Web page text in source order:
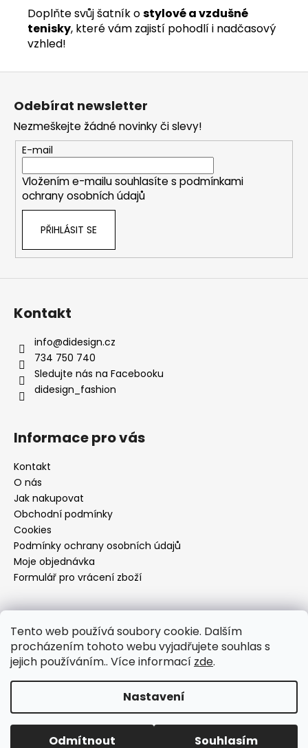
Tento web používá soubory cookie. Dalším
procházením tohoto webu vyjadřujete souhlas s
jejich používáním.. Více informací zde.
Nastavení
Odmítnout Souhlasím
Doplňte svůj šatník ostylové a vzdušné
tenisky, které vám zajistí pohodlí i nadčasový
vzhled!
Z
Odebírat newsletter
Nezmeškejte žádné novinky či slevy!
E-mail
Vložením e-mailu souhlasíte s podmínkami
ochrany osobních údajů
PŘIHLÁSIT SE
Kontakt
info@didesign.cz
734 750 740
Sledujte nás na Facebooku
didesign_fashion
Informace pro vás
Kontakt
O nás
Jak nakupovat
Obchodní podmínky
Cookies
Podmínky ochrany osobních údajů
Moje objednávka
Formulář pro vrácení zboží
Přijímáme online platby
Copyright 2026Dí design. Všechna práva vyhrazena.
Upravit nastavení cookies